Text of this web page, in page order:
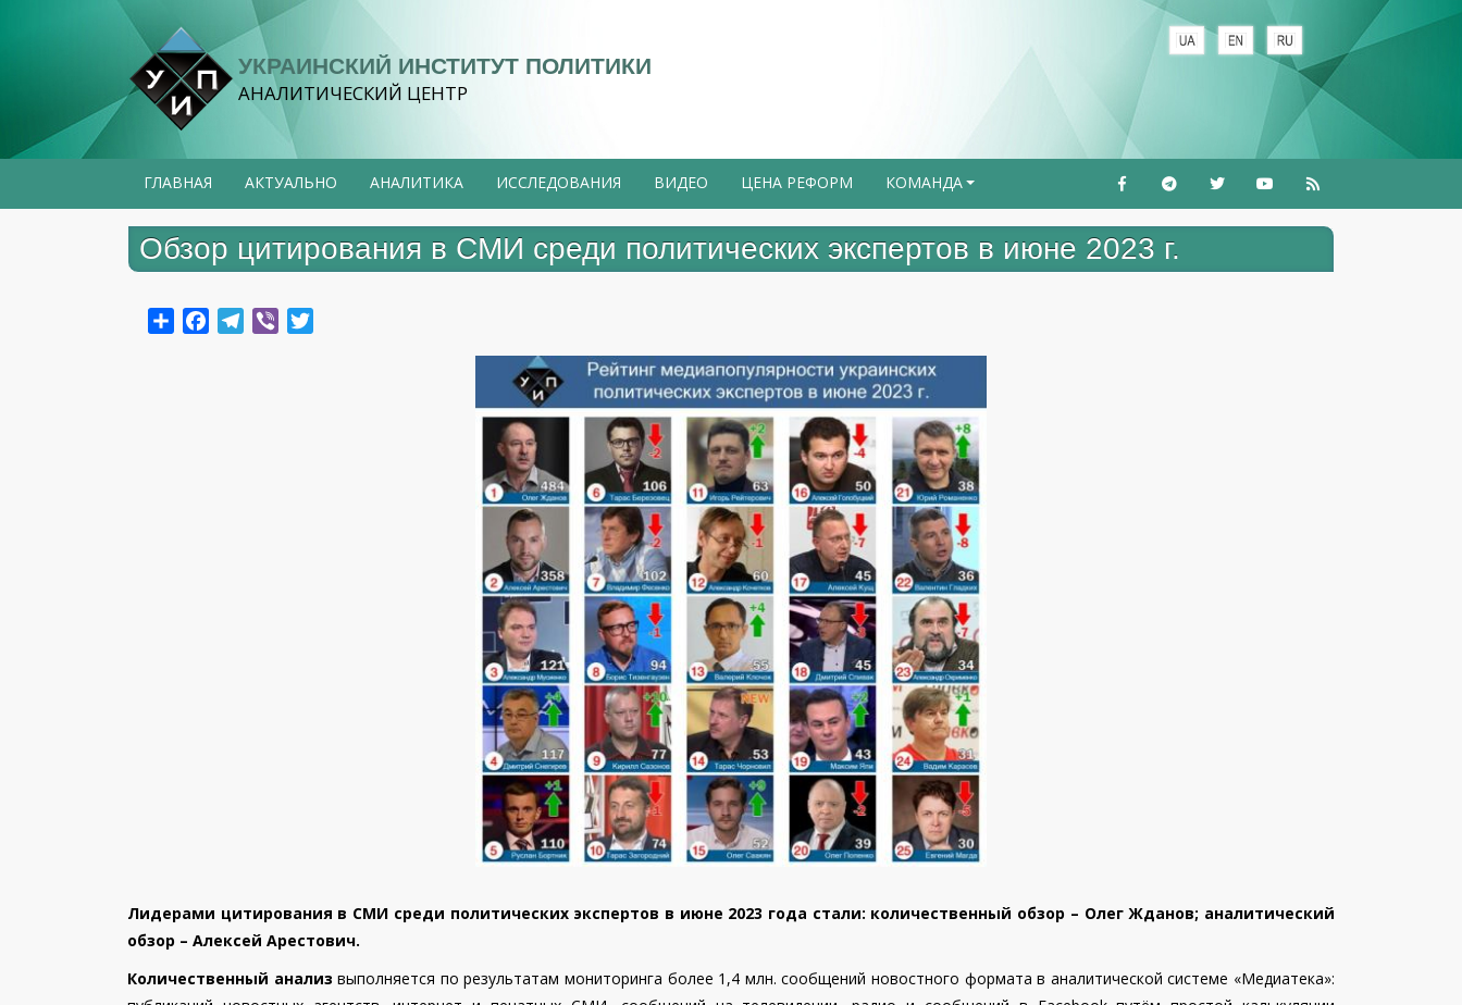
УКРАИНСКИЙ ИНСТИТУТ ПОЛИТИКИ
АНАЛИТИЧЕСКИЙ ЦЕНТР
ГЛАВНАЯ АКТУАЛЬНО АНАЛИТИКА ИССЛЕДОВАНИЯ ВИДЕО ЦЕНА РЕФОРМ +
КОМАНДА
Обзор цитирования в СМИ среди политических экспертов в июне 2023 г.
ShareFacebookTelegram
Viber
Лидерами цитирования в СМИ среди политических экспертов в июне 2023 года стали: количественный обзор – Олег Жданов; аналитический
обзор – Алексей Арестович.
Количественный анализ выполняется по результатам мониторинга более 1,4 млн. сообщений новостного формата в аналитической системе «Медиатека»: